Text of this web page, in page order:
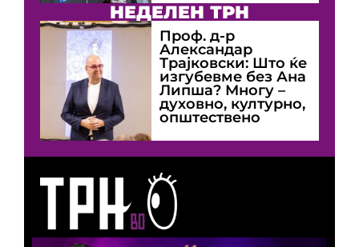
НЕДЕЛЕН ТРН
Проф. д-р
Александар
Трајковски: Што ќе
изгубевме без Ана
Липша? Многу –
духовно, културно,
општествено